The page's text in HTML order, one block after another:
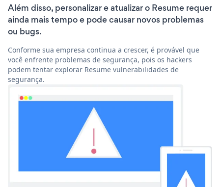
Além disso, personalizar e atualizar o Resume requer
ainda mais tempo e pode causar novos problemas
ou bugs.
Conforme sua empresa continua a crescer, é provável que
você enfrente problemas de segurança, pois os hackers
podem tentar explorar Resume vulnerabilidades de
segurança.